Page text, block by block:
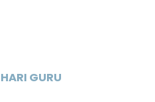
HARI GURU